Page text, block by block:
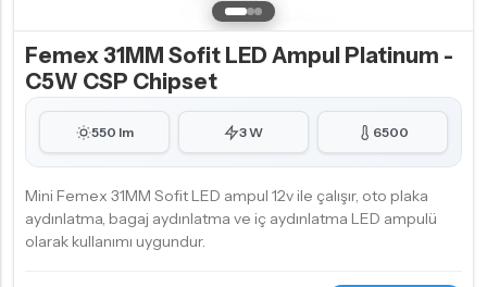
Femex 31MM Sofit LED Ampul Platinum -
C5W CSP Chipset
550 lm 3 W 6500
Mini Femex 31MM Sofit LED ampul 12v ile çalışır, oto plaka
aydınlatma, bagaj aydınlatma ve iç aydınlatma LED ampulü
olarak kullanımı uygundur.